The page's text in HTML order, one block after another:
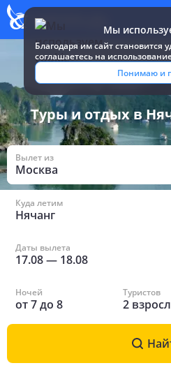
Мы
Благодаря им сайт становится
соглашаетесь на
Понимаю и
Все туры и путевки /
Туры и отдых в
Вылет из
Москва
Куда летим
Нячанг
Даты вылета
17.08— 18.08
Ночей
от7до 8
Туристов
2